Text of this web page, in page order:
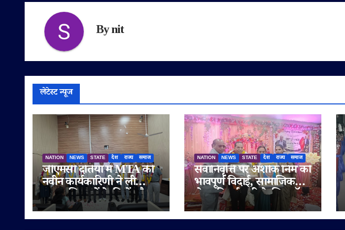
Bynit
लेटेस्ट न्यूज
NATION NEWS STATE देश राज्य समाज
जीएमसी दतिया में MTA की
नवीन कार्यकारिणी ने ली
शपथ, शिक्षकों के हितों और
मेडिकल शिक्षा की गुणवत्ता पर
दिया जोर
NATION NEWS STATE देश राज्य समाज
सेवानिवृत्ति पर अशोक निम को
भावपूर्ण विदाई, सामाजिक
सेवा की नई पारी के लिए डॉ.
बी.आर. अंबेडकर सम्मान से
नवाजा